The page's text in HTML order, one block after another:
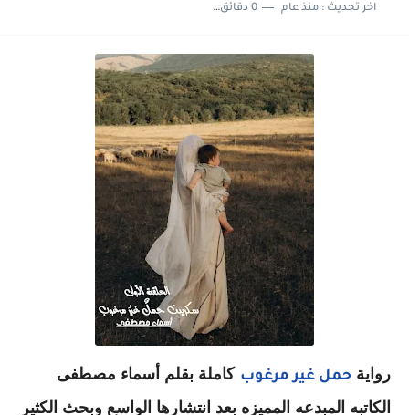
اخر تحديث :منذ عام 0 دقائق للقراءة
رواية حمل غير مرغوب كاملة بقلم أسماء مصطفى
الكاتبه المبدعه المميزه بعد انتشارها الواسع وبحث الكثير